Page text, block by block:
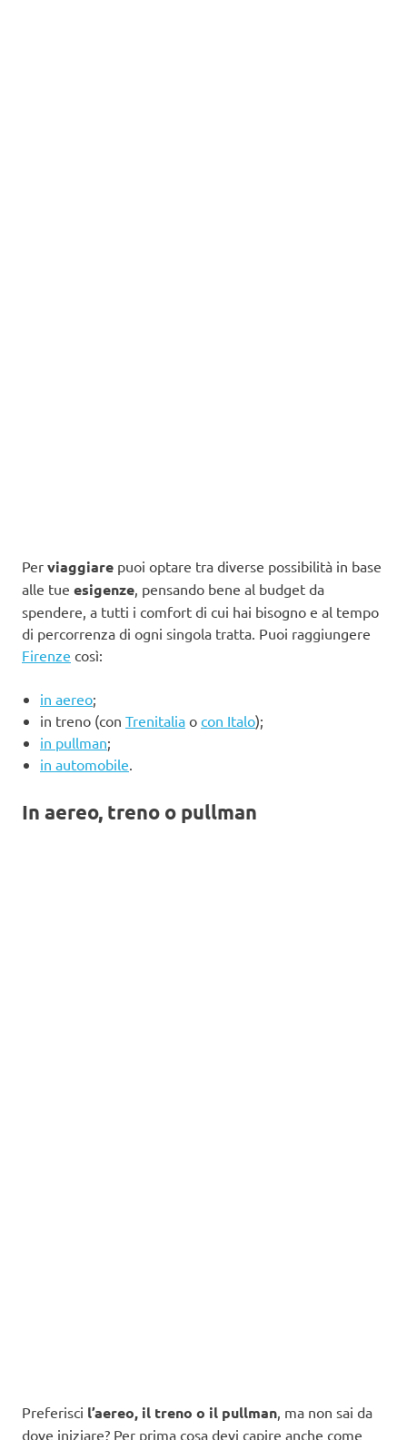
Per viaggiare puoi optare tra diverse possibilità in base
alle tue esigenze , pensando bene al budget da
spendere, a tutti i comfort di cui hai bisogno e al tempo
di percorrenza di ogni singola tratta. Puoi raggiungere
Firenze così:
in aereo;
in treno (con Trenitalia o con Italo);
in pullman;
in automobile
In aereo, treno o pullman
Preferisci l’aereo, il treno o il pullman, ma non sai da
dove iniziare? Per prima cosa devi capire anche come